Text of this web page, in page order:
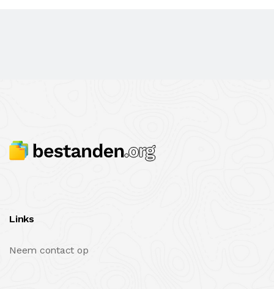
Links
Neem contact op